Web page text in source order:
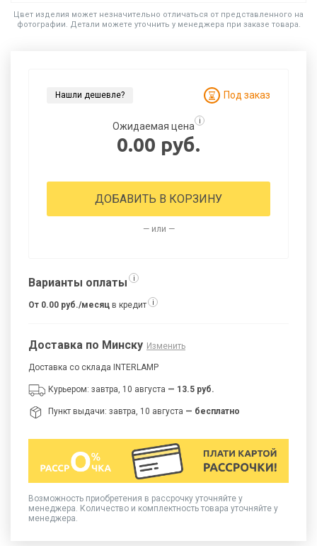
Цвет изделия может незначительно отличаться от представленного на
фотографии. Детали можете уточнить у менеджера при заказе товара.
Нашли дешевле? Под заказ
Ожидаемая цена i
0.00 руб.
ДОБАВИТЬ В КОРЗИНУ
— или —
Варианты оплаты i
От 0.00 руб./месяц в кредит i
Доставка по Минску Изменить
Доставка со склада INTERLAMP
Курьером: завтра, 10 августа — 13.5 руб.
Пункт выдачи: завтра, 10 августа — бесплатно
Возможность приобретения в рассрочку уточняйте у
менеджера. Количество и комплектность товара уточняйте у
менеджера.